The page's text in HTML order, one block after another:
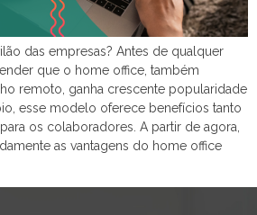
das empresas? Antes de qualquer
que o home office, também
remoto, ganha crescente popularidade
esse modelo oferece benefícios tanto
os colaboradores. A partir de agora,
as vantagens do home office